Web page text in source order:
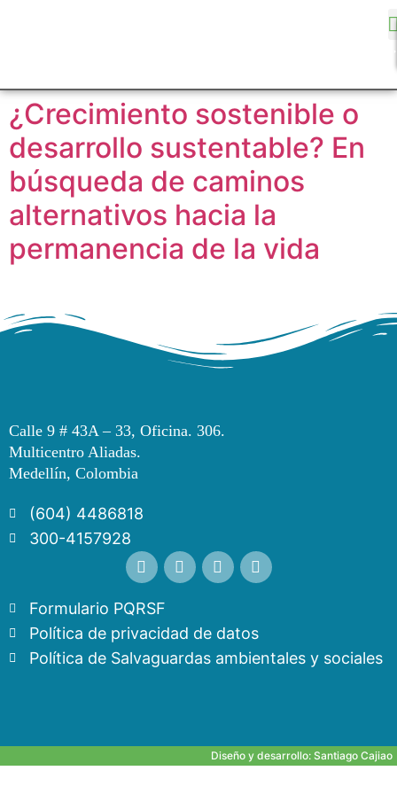
¿Crecimiento sostenible o
desarrollo sustentable? En
búsqueda de caminos
alternativos hacia la
permanencia de la vida
Calle 9 # 43A – 33, Oficina. 306.
Multicentro Aliadas.
Medellín, Colombia
(604) 4486818
300-4157928
Formulario PQRSF
Política de privacidad de datos
Política de Salvaguardas ambientales y sociales
Diseño y desarrollo: Santiago Cajiao